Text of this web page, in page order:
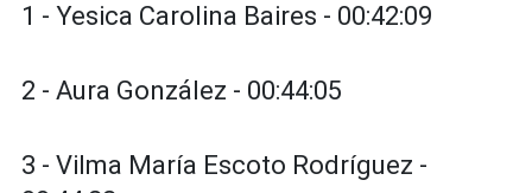
1 - Yesica Carolina Baires - 00:42:09
2 - Aura González - 00:44:05
3 - Vilma María Escoto Rodríguez -